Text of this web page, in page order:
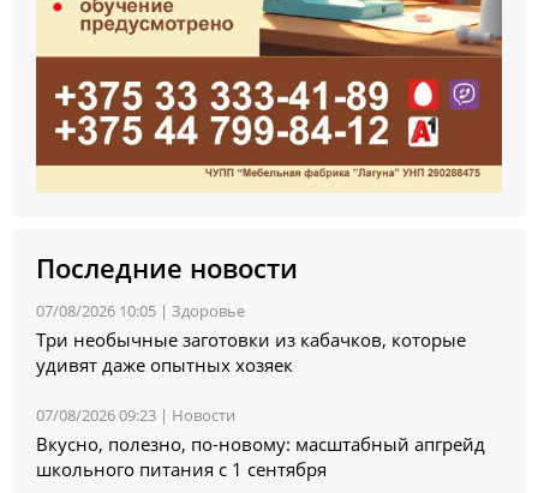
Последние новости
07/08/2026 10:05 | Здоровье
Три необычные заготовки из кабачков, которые
удивят даже опытных хозяек
07/08/2026 09:23 | Новости
Вкусно, полезно, по-новому: масштабный апгрейд
школьного питания с 1 сентября